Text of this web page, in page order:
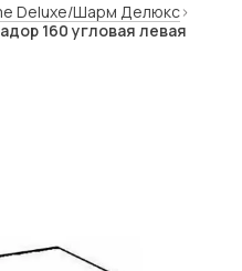
Deluxe/Шарм Делюкс
160 угловая левая